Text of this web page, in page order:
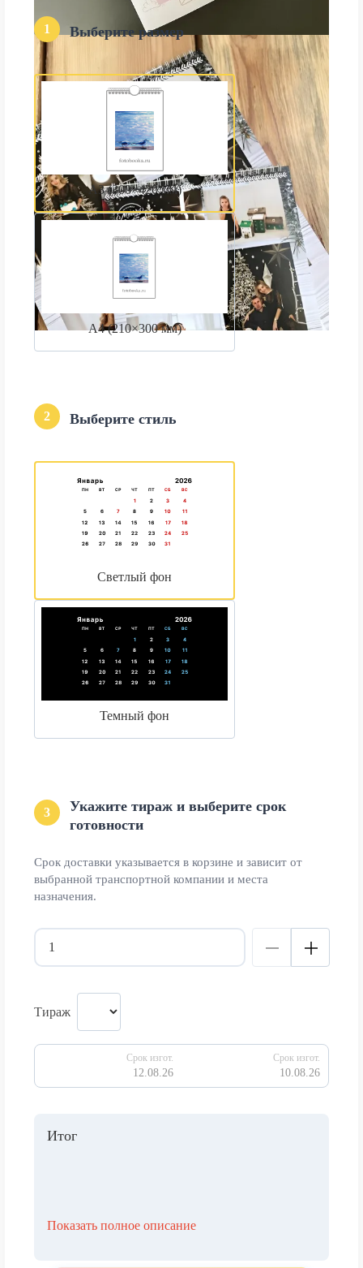
1 Выберите размер
А3 (300×420 мм)
А4 (210×300 мм)
2 Выберите стиль
Светлый фон
Темный фон
3
Укажите тираж и выберите срок
готовности
Срок доставки указывается в корзине и зависит от
выбранной транспортной компании и места
назначения.
Тираж
Срок изгот.
12.08.26
Срок изгот.
10.08.26
Итог
Показать полное описание